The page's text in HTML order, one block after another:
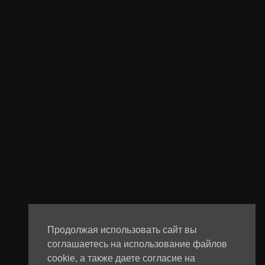
Продолжая использовать сайт вы
соглашаетесь на использование файлов
cookie, а также даете согласие на